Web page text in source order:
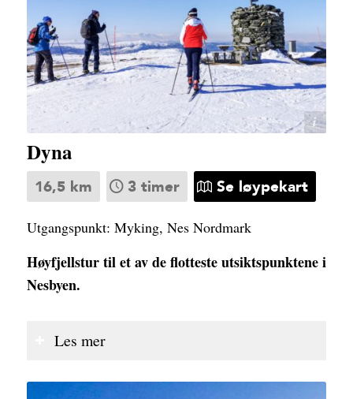
Lars Storheim
Dyna
16,5 km 3 timer Se løypekart
Utgangspunkt: Myking, Nes Nordmark
Høyfjellstur til et av de flotteste utsiktspunktene i
Nesbyen.
Les mer